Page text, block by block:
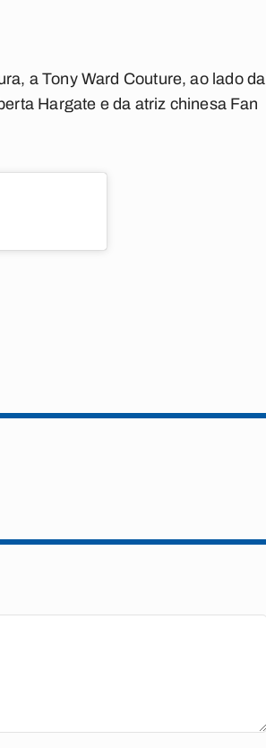
a Tony Ward Couture, ao lado da
Hargate e da atriz chinesa Fan